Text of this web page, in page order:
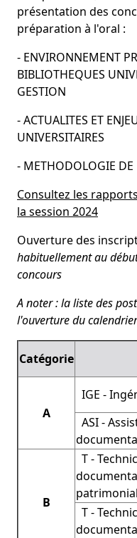
présentation des
préparation à l'oral :
- ENVIRONNEMENT
BIBLIOTHEQUES
GESTION
- ACTUALITES ET
UNIVERSITAIRES
- METHODOLOGIE DE
Consultez les
la session 2024
Ouverture des
habituellement au
concours
A noter : la liste des
l'ouverture du
Catégorie
A
IGE -
ASI -
B
T -
T -